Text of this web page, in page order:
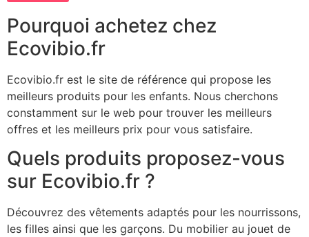
Pourquoi achetez chez
Ecovibio.fr
Ecovibio.fr est le site de référence qui propose les
meilleurs produits pour les enfants. Nous cherchons
constamment sur le web pour trouver les meilleurs
offres et les meilleurs prix pour vous satisfaire.
Quels produits proposez-vous
sur Ecovibio.fr ?
Découvrez des vêtements adaptés pour les nourrissons,
les filles ainsi que les garçons. Du mobilier au jouet de